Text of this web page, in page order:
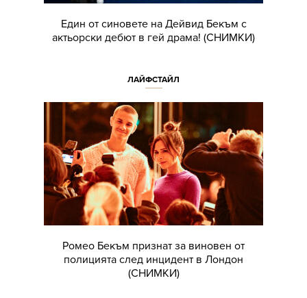
Един от синовете на Дейвид Бекъм с
актьорски дебют в гей драма! (СНИМКИ)
ЛАЙФСТАЙЛ
Ромео Бекъм признат за виновен от
полицията след инцидент в Лондон
(СНИМКИ)